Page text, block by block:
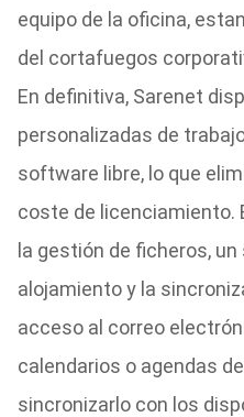
equipo de la oficina,
del cortafuegos
En definitiva, Sarenet
personalizadas de
software libre, lo que
coste de licenciamiento.
la gestión de ficheros,
alojamiento y la
acceso al correo
calendarios o agendas
sincronizarlo con los